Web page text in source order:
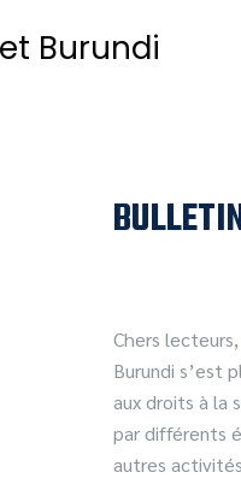
Chers
Burundi s’est
aux droits à la
par différents
autres